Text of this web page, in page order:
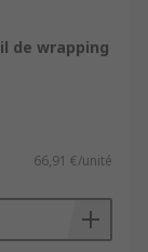
de wrapping
66,91 €/unité